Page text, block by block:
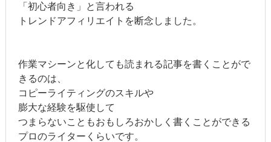
「初心者向き」と言われる
トレンドアフィリエイトを断念しました。
作業マシーンと化しても読まれる記事を書くことがで
きるのは、
コピーライティングのスキルや
膨大な経験を駆使して
つまらないこともおもしろおかしく書くことができる
プロのライターくらいです。